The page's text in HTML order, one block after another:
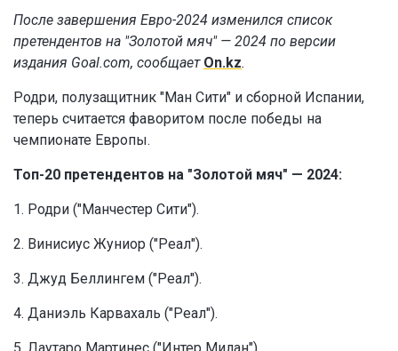
После завершения Евро-2024 изменился список
претендентов на "Золотой мяч" — 2024 по версии
издания Goal.com, сообщает On.kz.
Родри, полузащитник "Ман Сити" и сборной Испании,
теперь считается фаворитом после победы на
чемпионате Европы.
Топ-20 претендентов на "Золотой мяч" — 2024:
1. Родри ("Манчестер Сити").
2. Винисиус Жуниор ("Реал").
3. Джуд Беллингем ("Реал").
4. Даниэль Карвахаль ("Реал").